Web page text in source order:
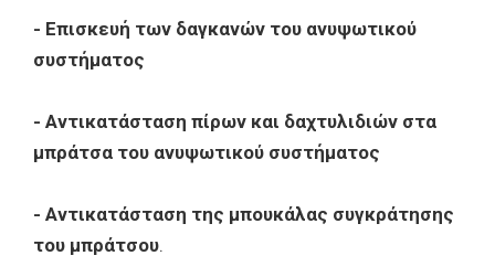
- Επισκευή των δαγκανών του ανυψωτικού
συστήματος
- Αντικατάσταση πίρων και δαχτυλιδιών στα
μπράτσα του ανυψωτικού συστήματος
- Αντικατάσταση της μπουκάλας συγκράτησης
του μπράτσου.